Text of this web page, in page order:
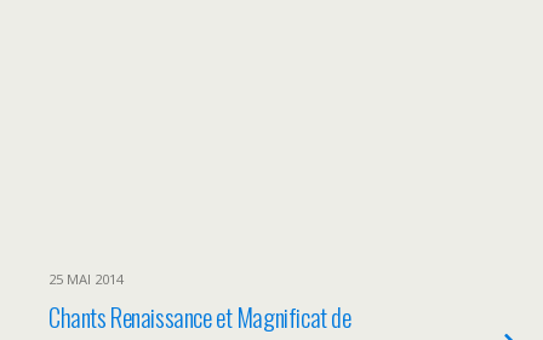
25 MAI 2014
Chants Renaissance et Magnificat de